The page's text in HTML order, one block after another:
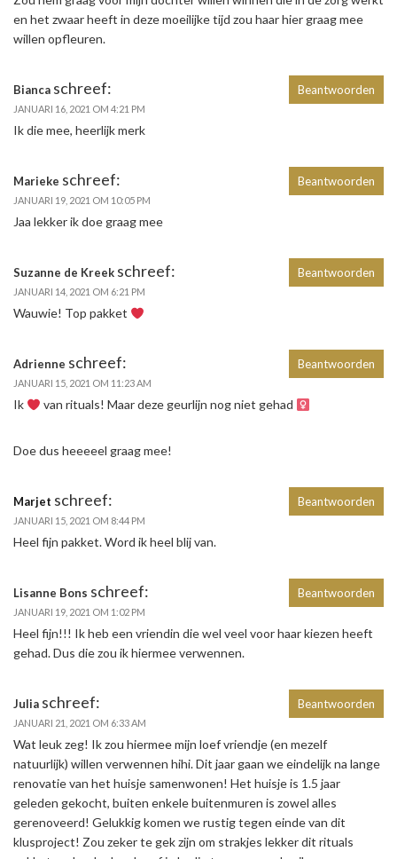
en het zwaar heeft in deze moeilijke tijd zou haar hier graag mee
willen opfleuren.
Bianca schreef:
JANUARI 16, 2021 OM 4:21 PM
Ik die mee, heerlijk merk
Beantwoorden
Marieke schreef:
JANUARI 19, 2021 OM 10:05 PM
Jaa lekker ik doe graag mee
Beantwoorden
Suzanne de Kreek schreef:
JANUARI 14, 2021 OM 6:21 PM
Wauwie! Top pakket
Beantwoorden
Adrienne schreef:
JANUARI 15, 2021 OM 11:23 AM
Ik van rituals! Maar deze geurlijn nog niet gehad ‍
Doe dus heeeeel graag mee!
Beantwoorden
Marjet schreef:
JANUARI 15, 2021 OM 8:44 PM
Heel fijn pakket. Word ik heel blij van.
Beantwoorden
Lisanne Bons schreef:
JANUARI 19, 2021 OM 1:02 PM
Heel fijn!!! Ik heb een vriendin die wel veel voor haar kiezen heeft
gehad. Dus die zou ik hiermee verwennen.
Beantwoorden
Julia schreef:
JANUARI 21, 2021 OM 6:33 AM
Wat leuk zeg! Ik zou hiermee mijn loef vriendje (en mezelf
natuurlijk) willen verwennen hihi. Dit jaar gaan we eindelijk na lange
renovatie van het huisje samenwonen! Het huisje is 1.5 jaar
geleden gekocht, buiten enkele buitenmuren is zowel alles
gerenoveerd! Gelukkig komen we rustig tegen einde van dit
klusproject! Zou zeker te gek zijn om strakjes lekker dit rituals
Beantwoorden